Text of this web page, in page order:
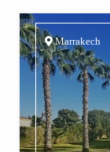
Marrakech